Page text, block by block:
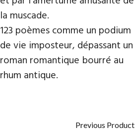
la muscade.
123 poèmes comme un podium
de vie imposteur, dépassant un
roman romantique bourré au
rhum antique.
Previous Product